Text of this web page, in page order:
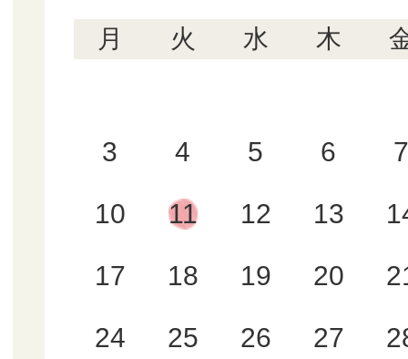
月 火 水 木
3 4 5 6 7
10 11 12 13
17 18 19 20
24 25 26 27